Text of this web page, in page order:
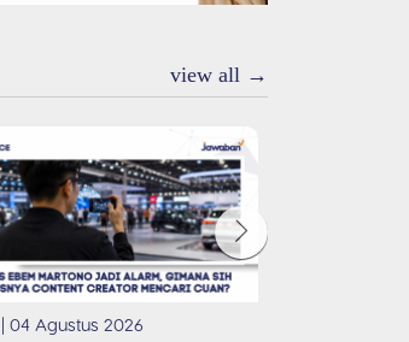
view all →
04 Agustus 2026